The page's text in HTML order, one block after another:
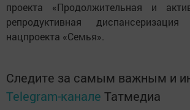
проекта «Продолжительная и
репродуктивная
нацпроекта «Семья».
Следите за самым важным и
Telegram-канале Татмедиа